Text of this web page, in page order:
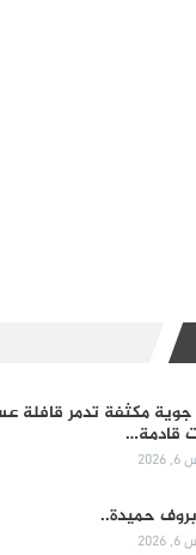
جوية مكثفة تدمر قافلة
قادمة…
حميدة..